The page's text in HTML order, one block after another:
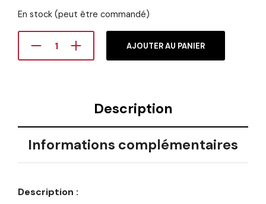
En stock (peut être commandé)
AJOUTER AU PANIER
Description
Informations complémentaires
Description :